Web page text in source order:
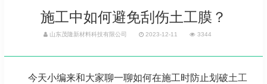
施工中如何避免刮伤土工膜？
山东茂隆新材料科技有限公司 2023-12-11 3344
今天小编来和大家聊一聊如何在施工时防止划破土工